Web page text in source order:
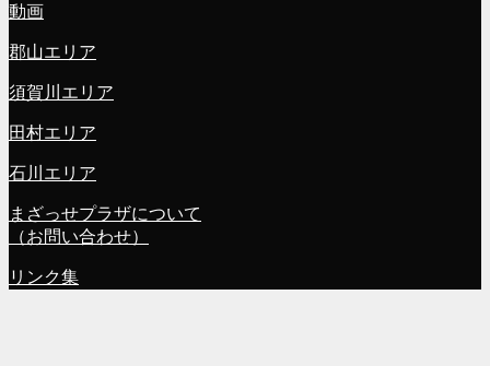
動画
郡山エリア
須賀川エリア
田村エリア
石川エリア
まざっせプラザについて
（お問い合わせ）
リンク集